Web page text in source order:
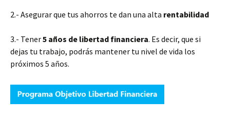
2.- Asegurar que tus ahorros te dan una alta rentabilidad
3.- Tener5 años de libertad financiera. Es decir, que si
dejas tu trabajo, podrás mantener tu nivel de vida los
próximos 5 años.